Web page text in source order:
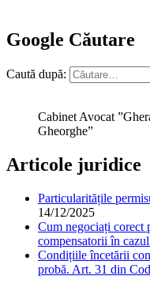
Google Căutare
Caută după:
Cabinet Avocat
Gheorghe”
Articole juridice
Particularitățile
14/12/2025
Cum negociați corect
compensatorii în
Condițiile încetării
probă. Art. 31 din